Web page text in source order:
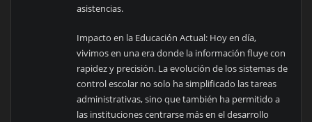
asistencias.
Impacto en la Educación Actual: Hoy en día,
vivimos en una era donde la información fluye con
rapidez y precisión. La evolución de los sistemas de
control escolar no solo ha simplificado las tareas
administrativas, sino que también ha permitido a
las instituciones centrarse más en el desarrollo